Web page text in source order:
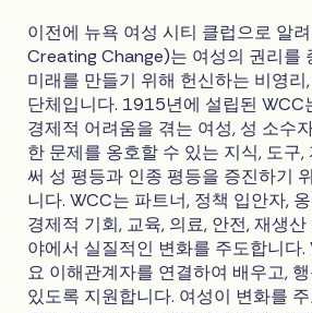
이전에 뉴욕 여성 시티 클럽으로 알
Creating Change)는 여성의 권리를
미래를 만들기 위해 헌신하는 비영
단체입니다. 1915년에 설립된 WCC
경제적 어려움을 겪는 여성, 성 소수
한 문제를 옹호할 수 있는 지식, 도구
써 성 평등과 인종 평등을 증진하기
니다. WCC는 파트너, 정책 입안자,
경제적 기회, 교육, 의료, 안전, 재생
야에서 실질적인 변화를 주도합니다
요 이해관계자를 연결하여 배우고,
있도록 지원합니다. 여성이 변화를